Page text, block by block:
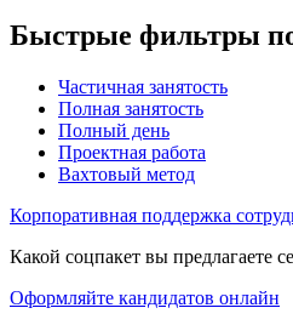
Быстрые фильтры
Частичная занятость
Полная занятость
Полный день
Проектная работа
Вахтовый метод
Корпоративная поддержка
Какой соцпакет вы предлагаете
Оформляйте кандидатов онлайн